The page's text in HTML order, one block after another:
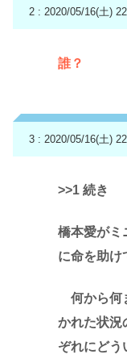
2 : 2020/05/16(土)
誰？
3 : 2020/05/16(土)
>>1 続き
橋本愛がミ
に命を助け
何から何
かれた状況
ぞれにどう